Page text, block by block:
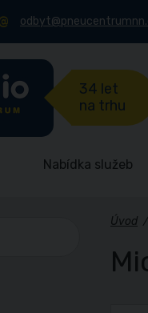
34 let
na trhu
Nabídka služeb
Úvod /